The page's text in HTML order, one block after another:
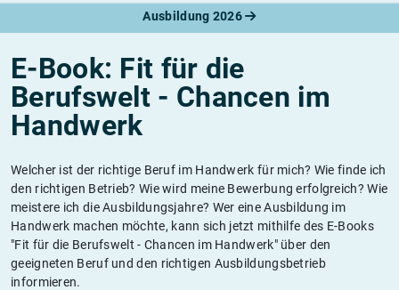
Ausbildung 2026
E-Book: Fit für die
Berufswelt - Chancen im
Handwerk
Welcher ist der richtige Beruf im Handwerk für mich? Wie finde ich
den richtigen Betrieb? Wie wird meine Bewerbung erfolgreich? Wie
meistere ich die Ausbildungsjahre? Wer eine Ausbildung im
Handwerk machen möchte, kann sich jetzt mithilfe des E-Books
"Fit für die Berufswelt - Chancen im Handwerk" über den
geeigneten Beruf und den richtigen Ausbildungsbetrieb
informieren.